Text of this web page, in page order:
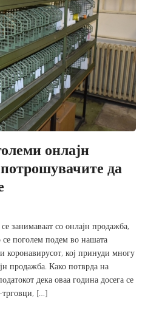
онлајн
да
занимаваат со онлајн продажба,
поголем подем во нашата
коронавирусот, кој принуди многу
продажба. Како потврда на
дека оваа година досега се
трговци, […]